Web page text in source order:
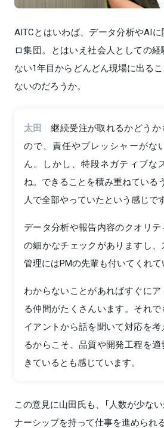
AITCとはいわば、データ分析やAI
ロ集団。とはいえ社会人としての
ない1年目からどんどん現場に出る
ないのだろうか。
太田
継続受注が取れるかどう
ので、責任やプレッシャーがな
ん。しかし、特段ネガティブな
ね。できることを積み重ねている
人で全部やっていたという感じです
データ分析や報告内容のクオリ
の細かなチェックがありますし
管理にはPMの先輩も付いてくれて
わからないことがあればすぐに
る仲間がたくさんいます。それ
イアントから話を聞いて対応を
るからこそ、品質や開発工程を
きているとも感じています。
この意見に山田氏も、「人数が少な
ナーシップを持って仕事を進められる